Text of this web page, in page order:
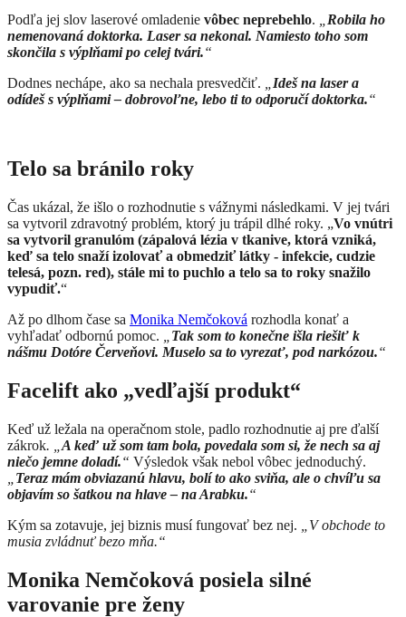
Podľa jej slov laserové omladenie vôbec neprebehlo.
Robila ho
nemenovaná doktorka. Laser sa nekonal. Namiesto toho som
skončila s výplňami po celej tvári.“
Dodnes nechápe, ako sa nechala presvedčiť.
Ideš na laser a
odídeš s výplňami – dobrovoľne, lebo ti to odporučí doktorka.“
Telo sa bránilo roky
Čas ukázal, že išlo o rozhodnutie s vážnymi následkami. V jej tvári
sa vytvoril zdravotný problém, ktorý ju trápil dlhé roky. „Vo vnútri
sa vytvoril granulóm (zápalová lézia v tkanive, ktorá vzniká,
keď sa telo snaží izolovať a obmedziť látky - infekcie, cudzie
telesá, pozn. red), stále mi to puchlo a telo sa to roky snažilo
vypudiť.“
Až po dlhom čase sa Monika Nemčoková rozhodla konať a
vyhľadať odbornú pomoc.
Tak som to konečne išla riešiť k
nášmu Dotóre Červeňovi. Muselo sa to vyrezať, pod narkózou.“
Facelift ako „vedľajší produkt“
Keď už ležala na operačnom stole, padlo rozhodnutie aj pre ďalší
zákrok. „ A keď už som tam bola, povedala som si, že nech sa aj
niečo jemne doladí.“ Výsledok však nebol vôbec jednoduchý.
Teraz mám obviazanú hlavu, bolí to ako sviňa, ale o chvíľu sa
objavím so šatkou na hlave – na Arabku.“
Kým sa zotavuje, jej biznis musí fungovať bez nej. „V obchode to
musia zvládnuť bezo mňa.“
Monika Nemčoková posiela silné
varovanie pre ženy